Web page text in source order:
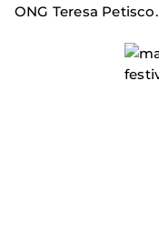
ONG Teresa Petisco.